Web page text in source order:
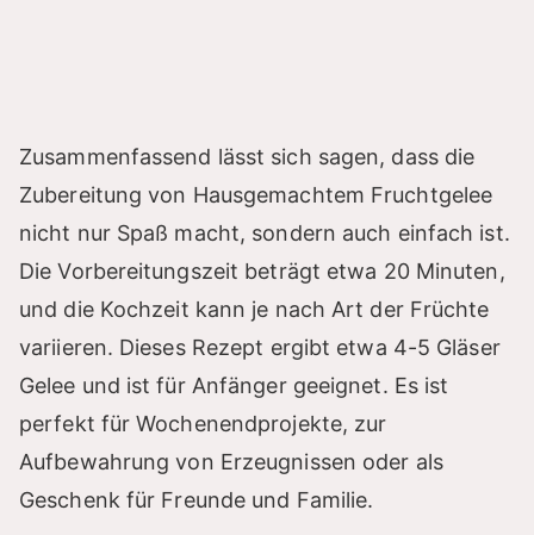
Zusammenfassend lässt sich sagen, dass die
Zubereitung von Hausgemachtem Fruchtgelee
nicht nur Spaß macht, sondern auch einfach ist.
Die Vorbereitungszeit beträgt etwa 20 Minuten,
und die Kochzeit kann je nach Art der Früchte
variieren. Dieses Rezept ergibt etwa 4-5 Gläser
Gelee und ist für Anfänger geeignet. Es ist
perfekt für Wochenendprojekte, zur
Aufbewahrung von Erzeugnissen oder als
Geschenk für Freunde und Familie.